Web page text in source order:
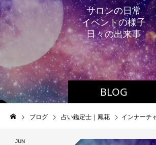
BLOG
サロンの日常
イベン トの様子
日々の出来事
ブログ 占い鑑定士｜鳳花 インナーチ
JUN